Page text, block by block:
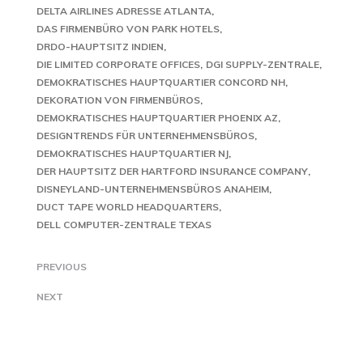
DELTA AIRLINES ADRESSE ATLANTA
DAS FIRMENBÜRO VON PARK HOTELS
DRDO-HAUPTSITZ INDIEN
DIE LIMITED CORPORATE OFFICES DGI SUPPLY-ZENTRALE
DEMOKRATISCHES HAUPTQUARTIER CONCORD NH
DEKORATION VON FIRMENBÜROS
DEMOKRATISCHES HAUPTQUARTIER PHOENIX AZ
DESIGNTRENDS FÜR UNTERNEHMENSBÜROS
DEMOKRATISCHES HAUPTQUARTIER NJ
DER HAUPTSITZ DER HARTFORD INSURANCE COMPANY
DISNEYLAND-UNTERNEHMENSBÜROS ANAHEIM
DUCT TAPE WORLD HEADQUARTERS
DELL COMPUTER-ZENTRALE TEXAS
PREVIOUS
NEXT